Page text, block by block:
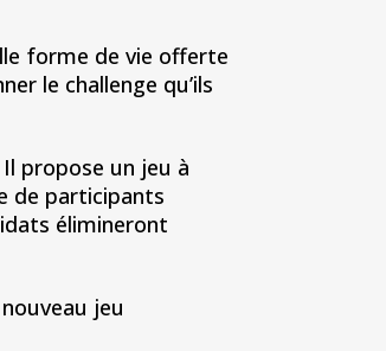
forme de vie offerte
le challenge qu’ils
propose un jeu à
de participants
élimineront
jeu